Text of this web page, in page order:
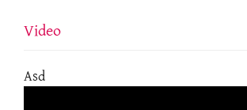
Video
Asd